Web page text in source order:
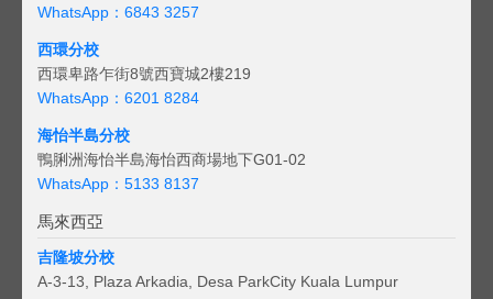
WhatsApp：6843 3257
西環分校
西環卑路乍街8號西寶城2樓219
WhatsApp：6201 8284
海怡半島分校
鴨脷洲海怡半島海怡西商場地下G01-02
WhatsApp：5133 8137
馬來西亞
吉隆坡分校
A-3-13, Plaza Arkadia, Desa ParkCity Kuala Lumpur